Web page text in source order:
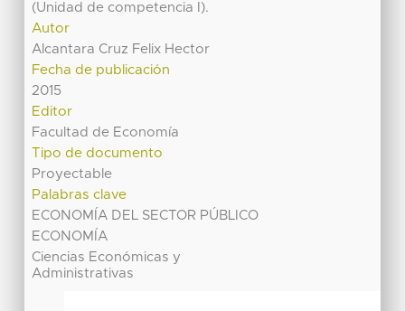
(Unidad de competencia I).
Autor
Alcantara Cruz Felix Hector
Fecha de publicación
2015
Editor
Facultad de Economía
Tipo de documento
Proyectable
Palabras clave
ECONOMÍA DEL SECTOR PÚBLICO
ECONOMÍA
Ciencias Económicas y
Administrativas